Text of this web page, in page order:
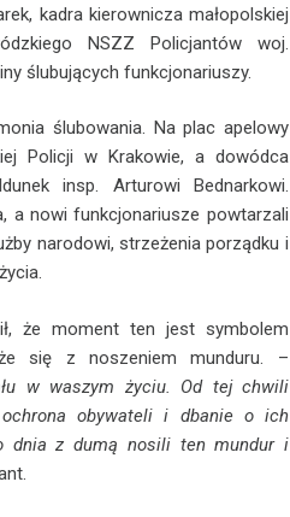
kadra kierownicza małopolskiej
NSZZ Policjantów woj.
ślubujących funkcjonariuszy.
ślubowania. Na plac apelowy
Policji w Krakowie, a dowódca
insp. Arturowi Bednarkowi.
a nowi funkcjonariusze powtarzali
narodowi, strzeżenia porządku i
że moment ten jest symbolem
się z noszeniem munduru. –
w waszym życiu. Od tej chwili
obywateli i dbanie o ich
dnia z dumą nosili ten mundur i